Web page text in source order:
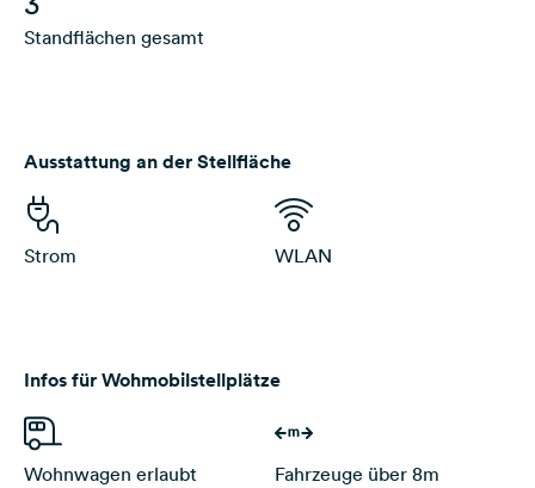
Standflächen gesamt
Ausstattung an der Stellfläche
Strom WLAN
Infos für Wohmobilstellplätze
Wohnwagen erlaubt
Fahrzeuge über 8m